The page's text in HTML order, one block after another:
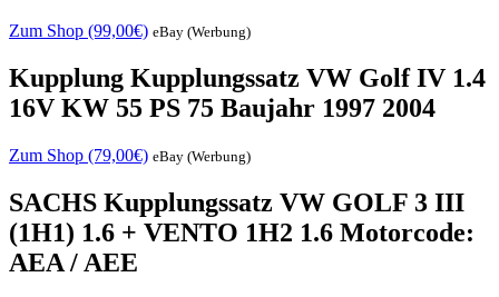
Zum Shop (99,00€) eBay (Werbung)
Kupplung Kupplungssatz VW Golf IV 1.4
16V KW 55 PS 75 Baujahr 1997 2004
Zum Shop (79,00€) eBay (Werbung)
SACHS Kupplungssatz VW GOLF 3 III
(1H1) 1.6 + VENTO 1H2 1.6 Motorcode:
AEA / AEE